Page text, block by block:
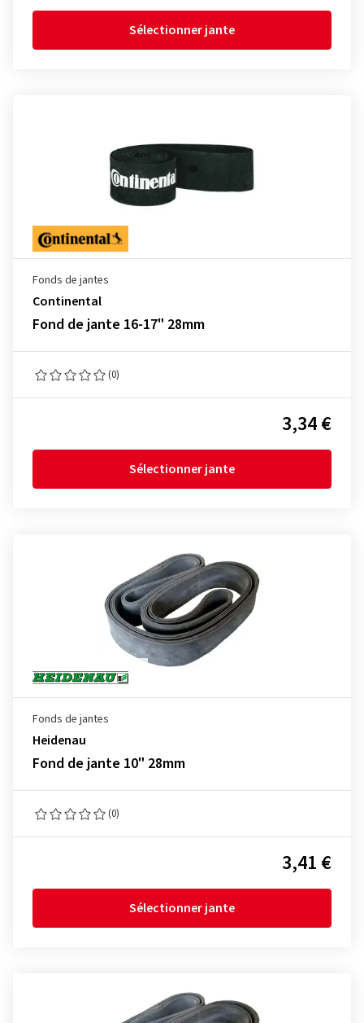
Sélectionner jante
Fonds de jantes
Continental
Fond de jante 16-17" 28mm
(0)
3,34 €
Sélectionner jante
Fonds de jantes
Heidenau
Fond de jante 10" 28mm
(0)
3,41 €
Sélectionner jante